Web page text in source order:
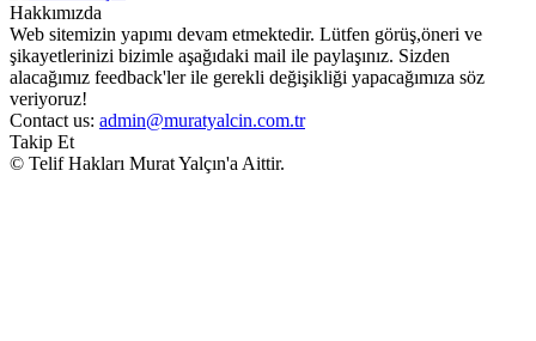
Hakkımızda
Web sitemizin yapımı devam etmektedir. Lütfen görüş,öneri ve
şikayetlerinizi bizimle aşağıdaki mail ile paylaşınız. Sizden
alacağımız feedback'ler ile gerekli değişikliği yapacağımıza söz
veriyoruz!
Contact us: admin@muratyalcin.com.tr
Takip Et
© Telif Hakları Murat Yalçın'a Aittir.